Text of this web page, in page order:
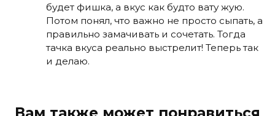
будет фишка, а вкус как будто вату жую.
Потом понял, что важно не просто сыпать, а
правильно замачивать и сочетать. Тогда
тачка вкуса реально выстрелит! Теперь так
и делаю.